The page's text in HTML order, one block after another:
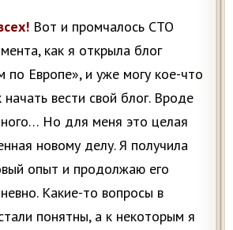
Вот и промчалось СТО
как я открыла блог
по Европе», и уже могу кое-что
начать вести свой блог. Вроде
Но для меня это целая
новому делу. Я получила
опыт и продолжаю его
Какие-то вопросы в
понятны, а к некоторым я